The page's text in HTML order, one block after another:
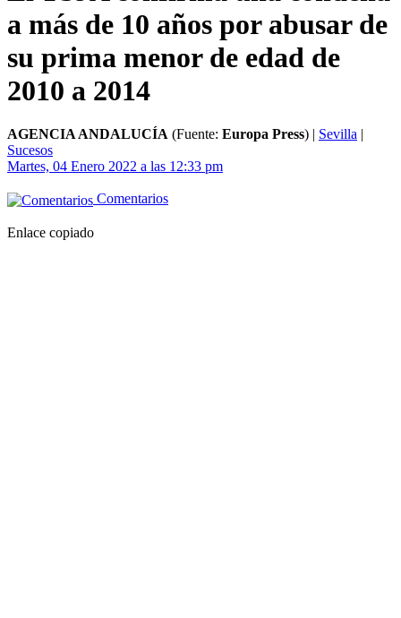
a más de 10 años por abusar de
su prima menor de edad de
2010 a 2014
AGENCIA ANDALUCÍA (Fuente: Europa Press) | Sevilla |
Sucesos
Martes, 04 Enero 2022 a las 12:33 pm
Comentarios
Enlace copiado